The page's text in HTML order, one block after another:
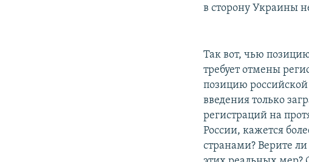
в сторону Украины
Так вот, чью
требует отмены
позицию
введения только
регистраций на
России, кажется
странами? Верите